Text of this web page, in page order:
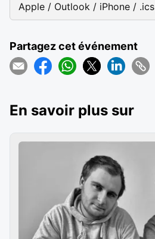
Apple / Outlook / iPhone / .ics
Partagez cet événement
En savoir plus sur